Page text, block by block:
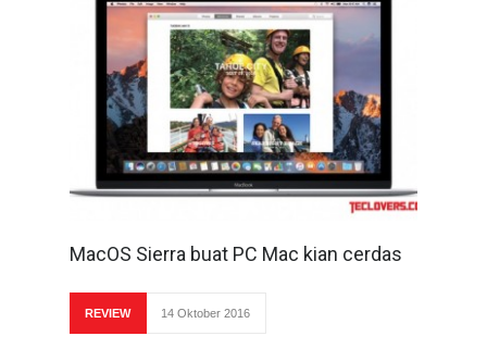
MacOS Sierra buat PC Mac kian cerdas
REVIEW 14 Oktober 2016